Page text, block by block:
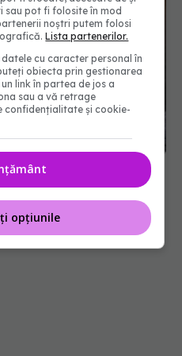
pentru un somn fără
sau pot fi folosite în mod
noștri putem folosi
Lista partenerilor.
cu caracter personal în
obiecta prin gestionarea
link în partea de jos a
sau a vă retrage
confidențialitate și cookie-
opțiunile